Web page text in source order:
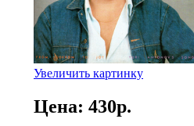
Увеличить картинку
Цена: 430p.